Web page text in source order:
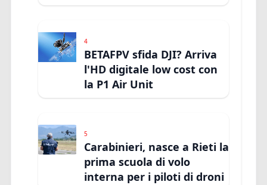
4
BETAFPV sfida DJI? Arriva
l'HD digitale low cost con
la P1 Air Unit
5
Carabinieri, nasce a Rieti la
prima scuola di volo
interna per i piloti di droni